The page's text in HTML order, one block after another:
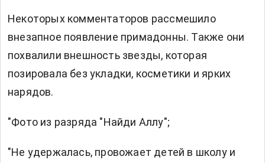
Некоторых комментаторов рассмешило
внезапное появление примадонны. Также они
похвалили внешность звезды, которая
позировала без укладки, косметики и ярких
нарядов.
"Фото из разряда "Найди Аллу";
"Не удержалась, провожает детей в школу и